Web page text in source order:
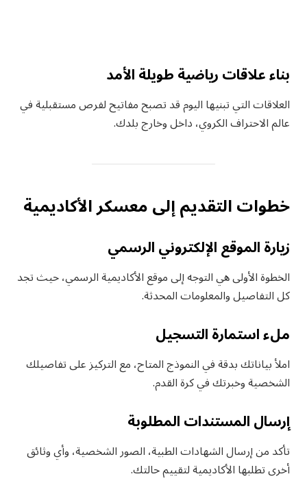
بناء علاقات رياضية طويلة الأمد
العلاقات التي تبنيها اليوم قد تصبح مفاتيح لفرص مستقبلية في
عالم الاحتراف الكروي، داخل وخارج بلدك.
خطوات التقديم إلى معسكر الأكاديمية
زيارة الموقع الإلكتروني الرسمي
الخطوة الأولى هي التوجه إلى موقع الأكاديمية الرسمي، حيث تجد
كل التفاصيل والمعلومات المحدثة.
ملء استمارة التسجيل
املأ بياناتك بدقة في النموذج المتاح، مع التركيز على تفاصيلك
الشخصية وخبرتك في كرة القدم.
إرسال المستندات المطلوبة
تأكد من إرسال الشهادات الطبية، الصور الشخصية، وأي وثائق
أخرى تطلبها الأكاديمية لتقييم حالتك.